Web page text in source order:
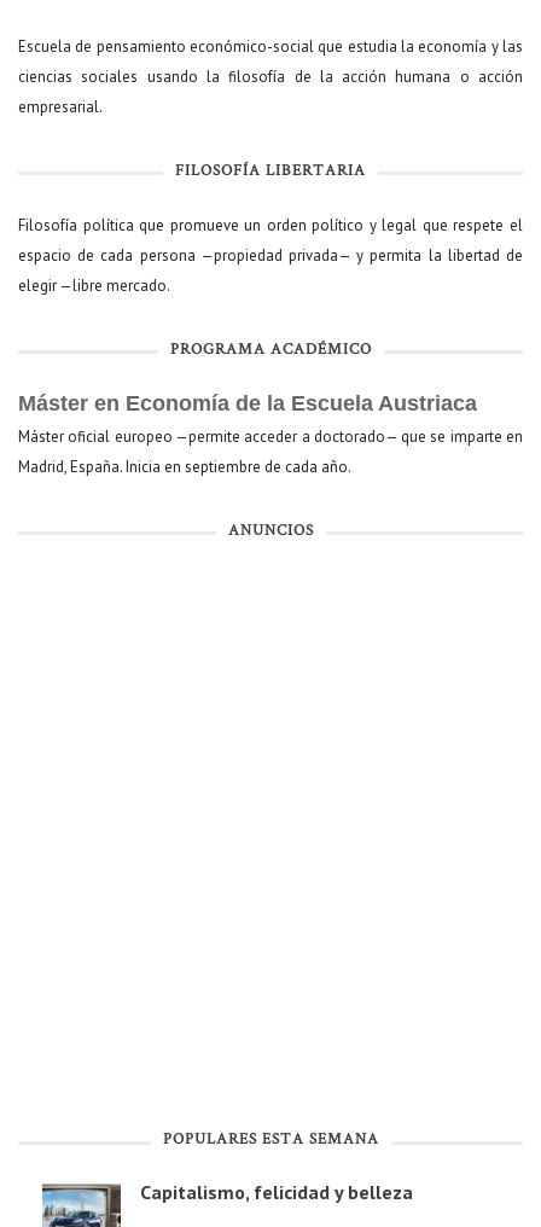
Escuela de pensamiento económico-social que estudia la economía y las
ciencias sociales usando la filosofía de la acción humana o acción
empresarial.
FILOSOFÍA LIBERTARIA
Filosofía política que promueve un orden político y legal que respete el
espacio de cada persona —propiedad privada— y permita la libertad de
elegir —libre mercado.
PROGRAMA ACADÉMICO
Máster en Economía de la Escuela Austriaca
Máster oficial europeo —permite acceder a doctorado— que se imparte en
Madrid, España. Inicia en septiembre de cada año.
ANUNCIOS
POPULARES ESTA SEMANA
Capitalismo, felicidad y belleza